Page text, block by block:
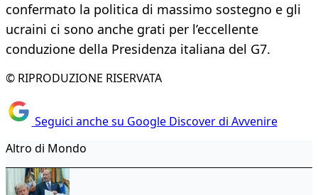
confermato la politica di massimo sostegno e gli
ucraini ci sono anche grati per l’eccellente
conduzione della Presidenza italiana del G7.
© RIPRODUZIONE RISERVATA
Seguici anche su Google Discover di Avvenire
Altro di Mondo